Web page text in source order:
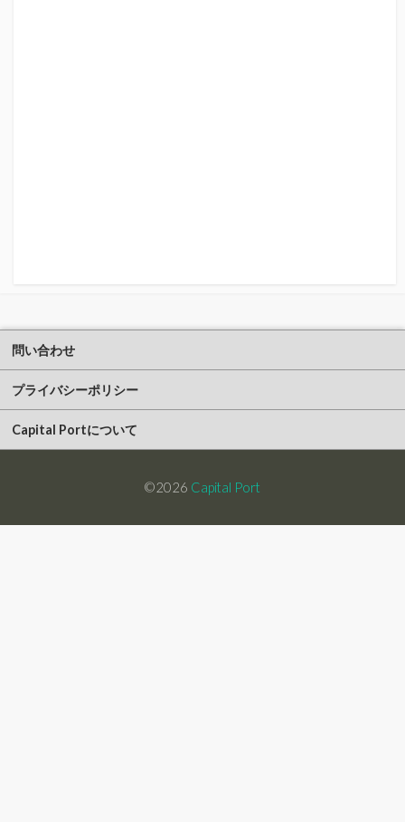
問い合わせ
プライバシーポリシー
Capital Portについて
©2026 Capital Port